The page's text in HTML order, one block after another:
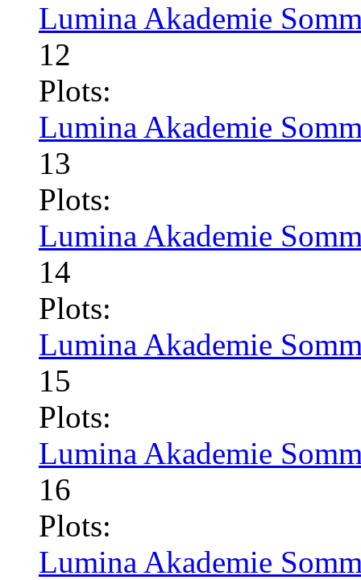
Lumina Akademie
12
Plots:
Lumina Akademie
13
Plots:
Lumina Akademie
14
Plots:
Lumina Akademie
15
Plots:
Lumina Akademie
16
Plots:
Lumina Akademie